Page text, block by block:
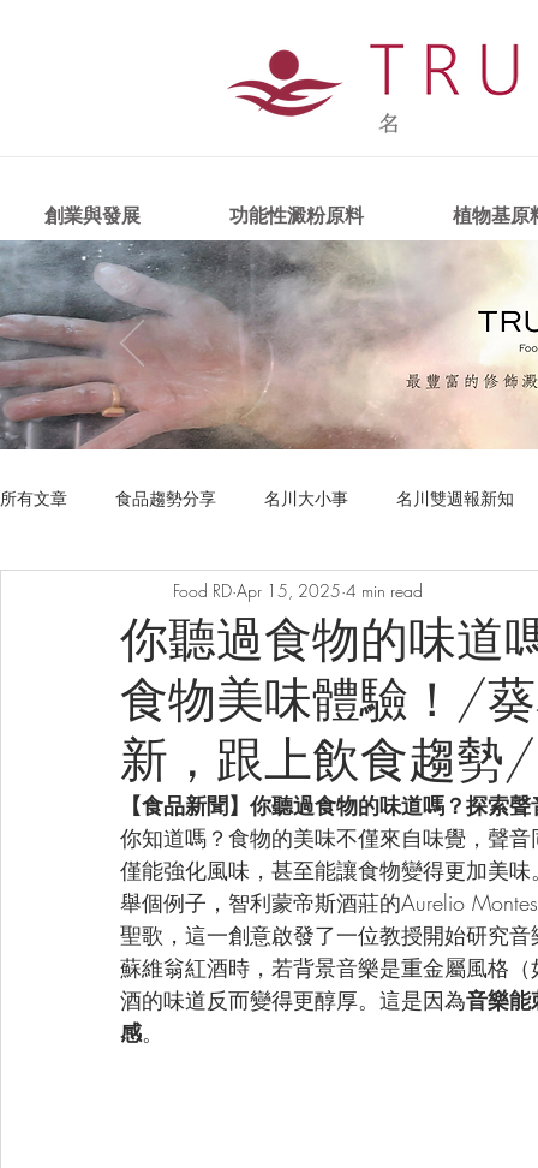
創業與發展 功能性澱粉原料 植物基原
所有文章 食品趨勢分享 名川大小事 名川雙週報新知
你聽過食物的味道
食物美味體驗！/
新，跟上飲食趨勢
Food RD Apr 15, 2025 4 min read
【食品新聞】你聽過食物的味道嗎？探索
你知道嗎？食物的美味不僅來自味覺，聲
僅能強化風味，甚至能讓食物變得更加美味
舉個例子， 智利蒙帝斯酒莊的Aurelio
聖歌，這一創意啟發了一位教授開始研究
蘇維翁紅酒時，若背景音樂是重金屬風格
酒的味道反而變得更醇厚。這是因為音樂能
感。